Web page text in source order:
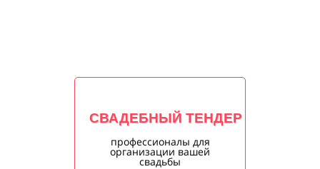
СВАДЕБНЫЙ ТЕНДЕР
профессионалы для
организации вашей
свадьбы